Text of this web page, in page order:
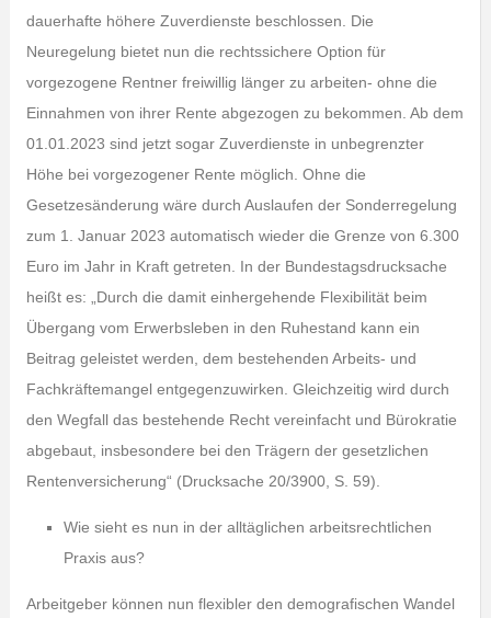
dauerhafte höhere Zuverdienste beschlossen. Die
Neuregelung bietet nun die rechtssichere Option für
vorgezogene Rentner freiwillig länger zu arbeiten- ohne die
Einnahmen von ihrer Rente abgezogen zu bekommen. Ab dem
01.01.2023 sind jetzt sogar Zuverdienste in unbegrenzter
Höhe bei vorgezogener Rente möglich. Ohne die
Gesetzesänderung wäre durch Auslaufen der Sonderregelung
zum 1. Januar 2023 automatisch wieder die Grenze von 6.300
Euro im Jahr in Kraft getreten. In der Bundestagsdrucksache
heißt es: „Durch die damit einhergehende Flexibilität beim
Übergang vom Erwerbsleben in den Ruhestand kann ein
Beitrag geleistet werden, dem bestehenden Arbeits- und
Fachkräftemangel entgegenzuwirken. Gleichzeitig wird durch
den Wegfall das bestehende Recht vereinfacht und Bürokratie
abgebaut, insbesondere bei den Trägern der gesetzlichen
Rentenversicherung“ (Drucksache 20/3900, S. 59).
Wie sieht es nun in der alltäglichen arbeitsrechtlichen
Praxis aus?
Arbeitgeber können nun flexibler den demografischen Wandel